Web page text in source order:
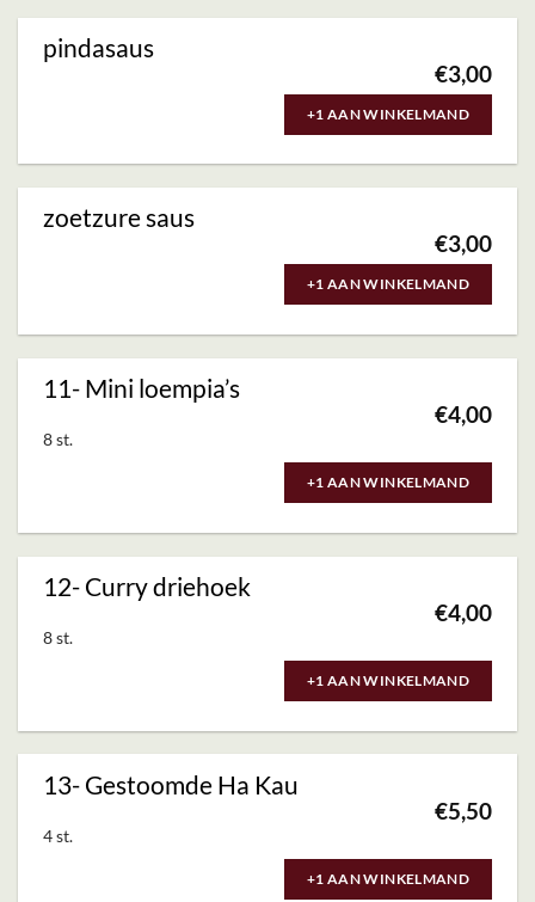
productpagina
pindasaus
€3,00
+1 AAN WINKELMAND
zoetzure saus
€3,00
+1 AAN WINKELMAND
11- Mini loempia’s
€4,00
8 st.
+1 AAN WINKELMAND
12- Curry driehoek
€4,00
8 st.
+1 AAN WINKELMAND
13- Gestoomde Ha Kau
€5,50
4 st.
+1 AAN WINKELMAND